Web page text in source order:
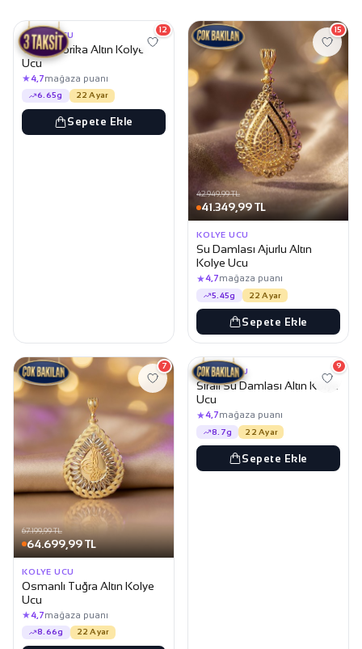
12
KOLYE UCU
Yarım Dorika Altın Kolye
Ucu
★4,7mağaza puanı
6.65g 22 Ayar
Sepete Ekle
42.949,99 TL
41.349,99 TL
15
KOLYE UCU
Su Damlası Ajurlu Altın
Kolye Ucu
★4,7mağaza puanı
5.45g 22 Ayar
Sepete Ekle
67.199,99 TL
64.699,99 TL
7
KOLYE UCU
Osmanlı Tuğra Altın Kolye
Ucu
★4,7mağaza puanı
8.66g 22 Ayar
67.449,99 TL
64.949,99 TL
9
KOLYE UCU
Sıralı Su Damlası Altın Kolye
Ucu
★4,7mağaza puanı
8.7g 22 Ayar
Sepete Ekle